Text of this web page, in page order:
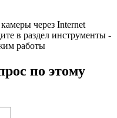
через Internet
в раздел инструменты -
работы
по этому